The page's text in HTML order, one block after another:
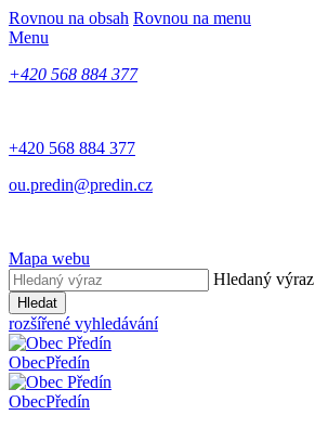
Rovnou na obsah Rovnou na menu
Menu
+420 568 884 377
+420 568 884 377
ou.predin@predin.cz
Mapa webu
Hledaný výraz
Hledat
rozšířené vyhledávání
ObecPředín
ObecPředín